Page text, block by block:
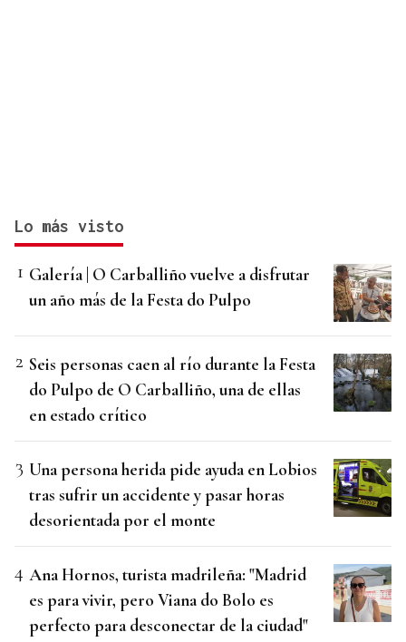
Lo más visto
Galería | O Carballiño vuelve a disfrutar
un año más de la Festa do Pulpo
Seis personas caen al río durante la Festa
do Pulpo de O Carballiño, una de ellas
en estado crítico
Una persona herida pide ayuda en Lobios
tras sufrir un accidente y pasar horas
desorientada por el monte
Ana Hornos, turista madrileña: "Madrid
es para vivir, pero Viana do Bolo es
perfecto para desconectar de la ciudad"